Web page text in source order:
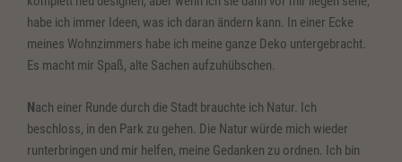
habe ich immer Ideen, was ich daran ändern kann. In einer Ecke
meines Wohnzimmers habe ich meine ganze Deko untergebracht.
Es macht mir Spaß, alte Sachen aufzuhübschen.
Nach einer Runde durch die Stadt brauchte ich Natur. Ich
beschloss, in den Park zu gehen. Die Natur würde mich wieder
runterbringen und mir helfen, meine Gedanken zu ordnen. Ich bin